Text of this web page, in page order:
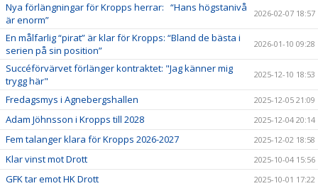
Nya förlängningar för Kropps herrar: “Hans högstanivå
är enorm”
2026-02-07 18:57
En målfarlig “pirat” är klar för Kropps: “Bland de bästa i
serien på sin position”
2026-01-10 09:28
Succéförvärvet förlänger kontraktet: "Jag känner mig
trygg här"
2025-12-10 18:53
Fredagsmys i Agnebergshallen 2025-12-05 21:09
Adam Jöhnsson i Kropps till 2028 2025-12-04 20:14
Fem talanger klara för Kropps 2026-2027 2025-12-02 18:58
Klar vinst mot Drott 2025-10-04 15:56
GFK tar emot HK Drott 2025-10-01 17:22